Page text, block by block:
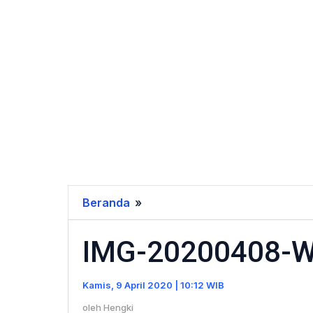
Beranda »
20200408-
WA0096
IMG-20200408-
Kamis, 9 April 2020 | 10:12 WIB
oleh Hengki